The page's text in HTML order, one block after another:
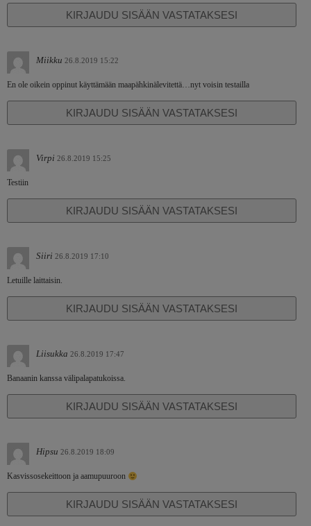
KIRJAUDU SISÄÄN VASTATAKSESI
Miikku 26.8.2019 15:22
En ole oikein oppinut käyttämään maapähkinälevitettä…nyt voisin testailla
KIRJAUDU SISÄÄN VASTATAKSESI
Virpi 26.8.2019 15:25
Testiin
KIRJAUDU SISÄÄN VASTATAKSESI
Siiri 26.8.2019 17:10
Letuille laittaisin.
KIRJAUDU SISÄÄN VASTATAKSESI
Liisukka 26.8.2019 17:47
Banaanin kanssa välipalapatukoissa.
KIRJAUDU SISÄÄN VASTATAKSESI
Hipsu 26.8.2019 18:09
Kasvissosekeittoon ja aamupuuroon
KIRJAUDU SISÄÄN VASTATAKSESI